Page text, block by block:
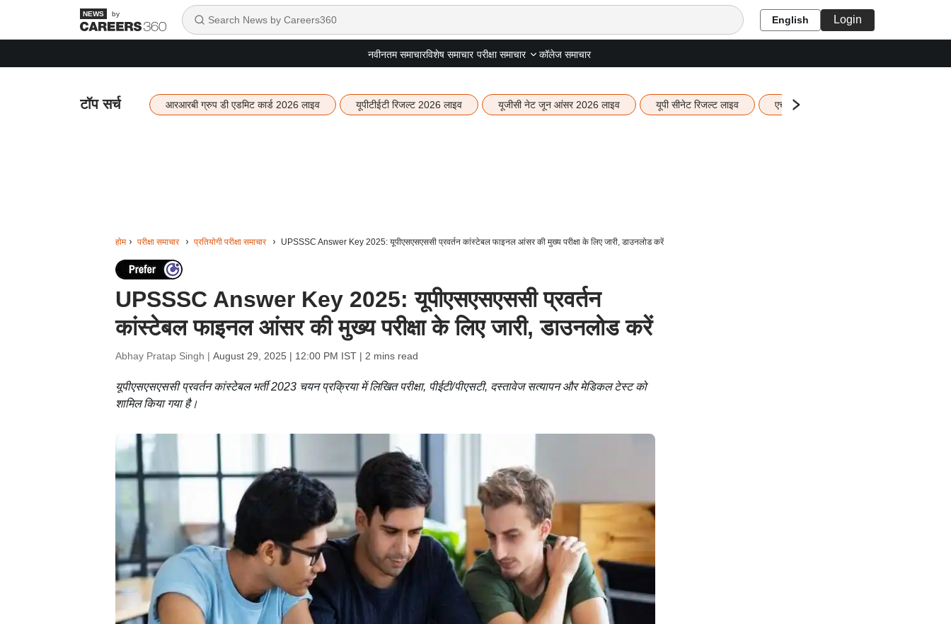
by English Login
नवीनतम समाचारविशेष समाचार परीक्षा समाचार कॉलेज समाचार
टॉप सर्च आरआरबी ग्रुप डी एडमिट कार्ड 2026 लाइव यूपीटीईटी रिजल्ट 2026 लाइव यूजीसी नेट जून आंसर 2026 लाइव यूपी सीनेट रिजल्ट लाइव एचबीएसई 12वीं का रिजल्ट लाइव
होम परीक्षा समाचार प्रतियोगी परीक्षा समाचार UPSSSC Answer Key 2025: यूपीएसएसएससी प्रवर्तन कांस्टेबल फाइनल आंसर की मुख्य परीक्षा के लिए जारी, डाउनलोड करें
UPSSSC Answer Key 2025: यूपीएसएसएससी प्रवर्तन
कांस्टेबल फाइनल आंसर की मुख्य परीक्षा के लिए जारी, डाउनलोड करें
Abhay Pratap Singh | August 29, 2025 | 12:00 PM IST| 2 mins read
यूपीएसएसएससी प्रवर्तन कांस्टेबल भर्ती 2023 चयन प्रक्रिया में लिखित परीक्षा, पीईटी/पीएसटी, दस्तावेज सत्यापन और मेडिकल टेस्ट को
शामिल किया गया है।